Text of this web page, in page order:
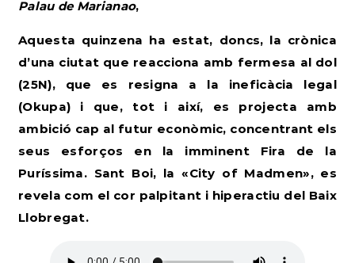
Palau de Marianao,
Aquesta quinzena ha estat, doncs, la crònica
d’una ciutat que reacciona amb fermesa al dol
(25N), que es resigna a la ineficàcia legal
(Okupa) i que, tot i així, es projecta amb
ambició cap al futur econòmic, concentrant els
seus esforços en la imminent Fira de la
Puríssima. Sant Boi, la «City of Madmen», es
revela com el cor palpitant i hiperactiu del Baix
Llobregat.